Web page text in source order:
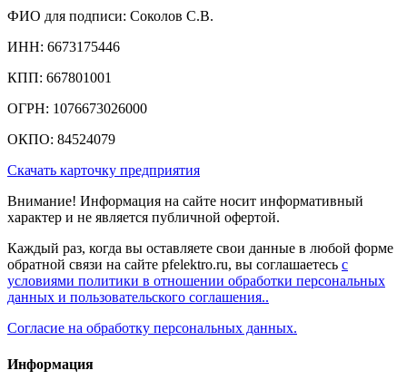
ФИО для подписи: Соколов С.В.
ИНН: 6673175446
КПП: 667801001
ОГРН: 1076673026000
ОКПО: 84524079
Скачать карточку предприятия
Внимание! Информация на сайте носит информативный
характер и не является публичной офертой.
Каждый раз, когда вы оставляете свои данные в любой форме
обратной связи на сайте pfelektro.ru, вы соглашаетесь с
условиями политики в отношении обработки персональных
данных и пользовательского соглашения..
Согласие на обработку персональных данных.
Информация